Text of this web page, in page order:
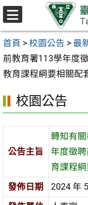
跳至主要內容區
首頁 > 校園公告 > 最
前教育署113學年度
教育課程綱要相關配
校園公告
公告主旨
轉知有
年度徵
育課程
發佈日期
2024 年
選
單